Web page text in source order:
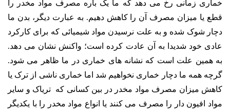
خماری زمانی رخ می دهد که ما یک باره مصرف مواد مخدر را
قطع یا میزان مصرف آن را کاهش دهیم. به عبارت دیگر، بدن ما
دچار شوک شده و به علت نرسیدن مواد شیمیائی که برای کارکرد
عادی خود شدیدا به آن عادت کرده است؛ واکنش نشان می دهد.
به همین علت است که نشانه های خماری در ما ظاهر می شود.
گرچه همه ما دچار خماری نخواهیم شد اما خماری ناشی از ترک یا
کاهش میزان مصرف مواد مخدر در بین کسانی که تریاک و سایر
مواد افیون دار را مصرف می کنند یا انواع مواد مخدر را با یکدیگر